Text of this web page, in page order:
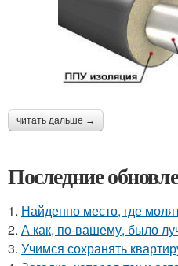
читать дальше →
Последние
1. Найденно место, где
2. А как, по-вашему, было
3. Учимся сохранять